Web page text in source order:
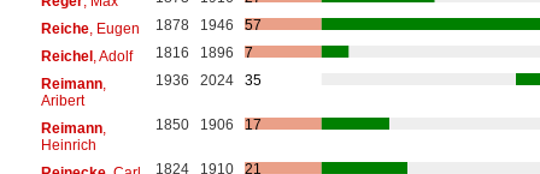
Reiche, Eugen 1878 1946
57
Reichel, Adolf 1816 1896
7
Reimann,
Aribert
1936 2024 35
Reimann,
Heinrich
1850 1906 17
1824 1910
21